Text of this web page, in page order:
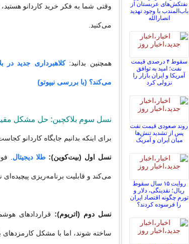
وقتی شما به فکر خرید کاردانو
می‌کنید.
همچنین بدانید:
می‌کند؟ (با بررسی نیپوتو)
نسل سوم بلاکچین: حل مشکل
برای اینکه بدانیم جایگاه کاردانو
نسل اول (بیت‌کوین): طلا دیجیتال .
می‌کند و قابلیت برنامه‌ریزی پیچیده‌ای
نسل دوم (اتریوم): قراردادهای
ساخته شوند، اما با مشکل کارمزدهای
نفتکش‌های عربستان از
باب‌المندب با وجود تهدید
انصارالله
سقوط ۴ درصدی قیمت
نفت؛ امید به توافق
آمریکا و ایران بازار را
نزولی کرد
روند صعودی قیمت نفت
پس از تشدید تنش‌ها
میان ایران و آمریک
روایت ۱۵ سال سقوط
ریال؛ نقدینگی، دلار و
تورم چگونه اقتصاد ایران
را فرسوده کردند؟